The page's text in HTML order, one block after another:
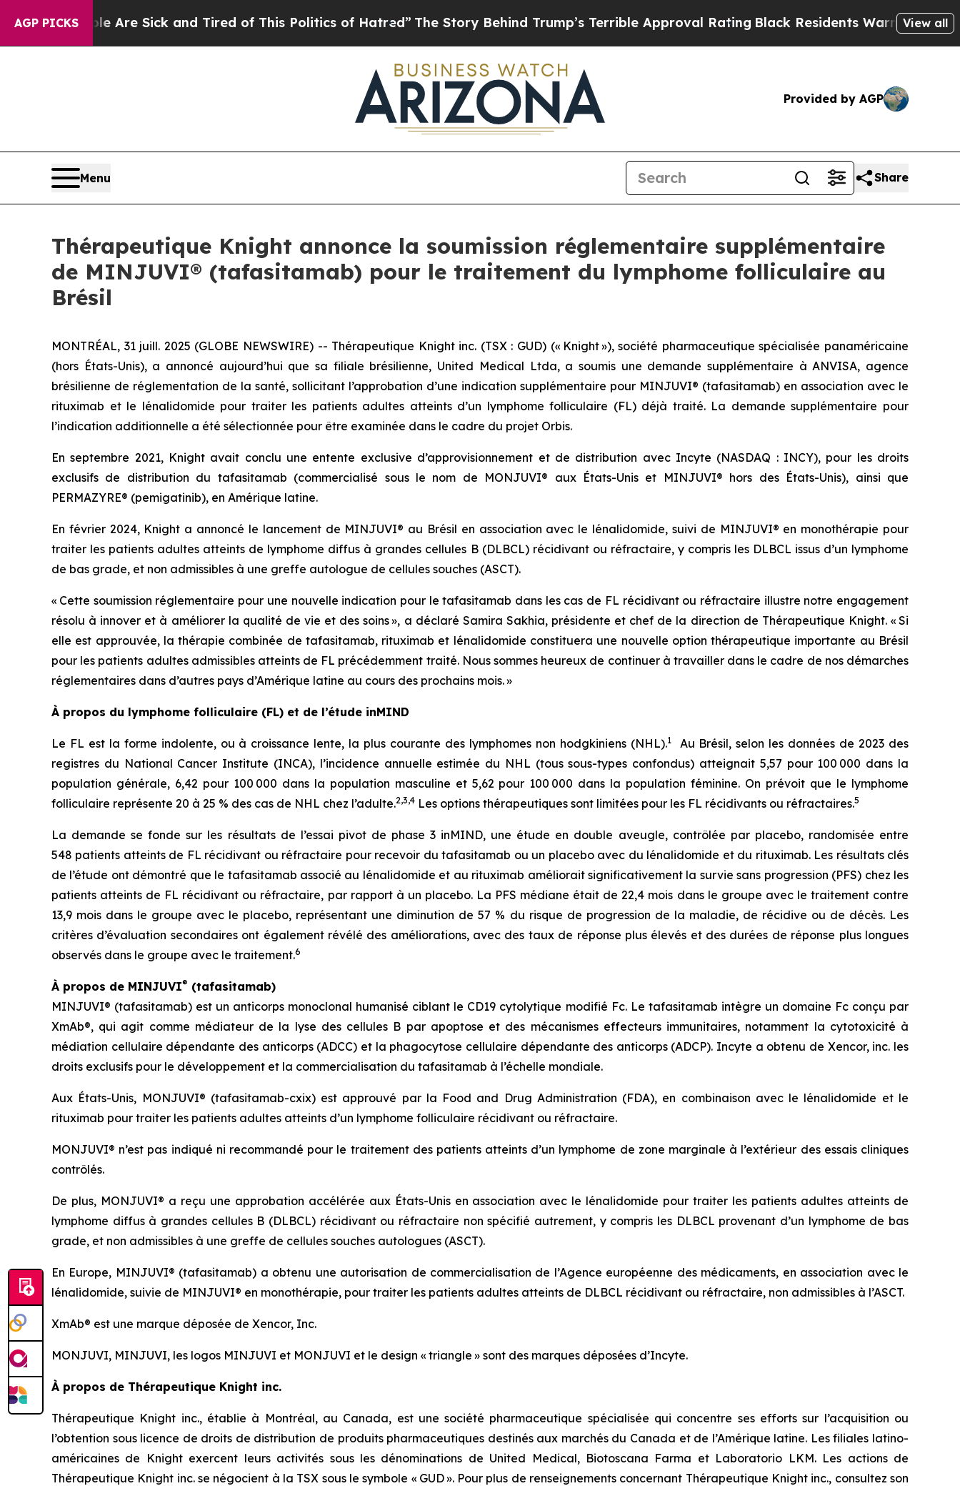
AGP PICKS
Are Sick and Tired of This Politics of Hatred” The Story Behind Trump’s Terrible Approval RatingBlack Residents Warned of AbusiveView all
Provided by AGP
Menu Share
Thérapeutique Knight annonce la soumission réglementaire supplémentaire
de MINJUVI® (tafasitamab) pour le traitement du lymphome folliculaire au
Brésil
MONTRÉAL, 31 juill. 2025 (GLOBE NEWSWIRE) -- Thérapeutique Knight inc. (TSX : GUD) (« Knight »), société pharmaceutique spécialisée panaméricaine
(hors États-Unis), a annoncé aujourd’hui que sa filiale brésilienne, United Medical Ltda, a soumis une demande supplémentaire à ANVISA, agence
brésilienne de réglementation de la santé, sollicitant l’approbation d’une indication supplémentaire pour MINJUVI® (tafasitamab) en association avec le
rituximab et le lénalidomide pour traiter les patients adultes atteints d’un lymphome folliculaire (FL) déjà traité. La demande supplémentaire pour
l’indication additionnelle a été sélectionnée pour être examinée dans le cadre du projet Orbis.
En septembre 2021, Knight avait conclu une entente exclusive d’approvisionnement et de distribution avec Incyte (NASDAQ : INCY), pour les droits
exclusifs de distribution du tafasitamab (commercialisé sous le nom de MONJUVI® aux États-Unis et MINJUVI® hors des États-Unis), ainsi que
PERMAZYRE® (pemigatinib), en Amérique latine.
En février 2024, Knight a annoncé le lancement de MINJUVI® au Brésil en association avec le lénalidomide, suivi de MINJUVI® en monothérapie pour
traiter les patients adultes atteints de lymphome diffus à grandes cellules B (DLBCL) récidivant ou réfractaire, y compris les DLBCL issus d’un lymphome
de bas grade, et non admissibles à une greffe autologue de cellules souches (ASCT).
« Cette soumission réglementaire pour une nouvelle indication pour le tafasitamab dans les cas de FL récidivant ou réfractaire illustre notre engagement
résolu à innover et à améliorer la qualité de vie et des soins », a déclaré Samira Sakhia, présidente et chef de la direction de Thérapeutique Knight. « Si
elle est approuvée, la thérapie combinée de tafasitamab, rituximab et lénalidomide constituera une nouvelle option thérapeutique importante au Brésil
pour les patients adultes admissibles atteints de FL précédemment traité. Nous sommes heureux de continuer à travailler dans le cadre de nos démarches
réglementaires dans d’autres pays d’Amérique latine au cours des prochains mois. »
À propos du lymphome folliculaire (FL) et de l’étude inMIND
Le FL est la forme indolente, ou à croissance lente, la plus courante des lymphomes non hodgkiniens (NHL).1Au Brésil, selon les données de 2023 des
registres du National Cancer Institute (INCA), l’incidence annuelle estimée du NHL (tous sous-types confondus) atteignait 5,57 pour 100 000 dans la
population générale, 6,42 pour 100 000 dans la population masculine et 5,62 pour 100 000 dans la population féminine. On prévoit que le lymphome
folliculaire représente 20 à 25 % des cas de NHL chez l’adulte.2,3,4 Les options thérapeutiques sont limitées pour les FL récidivants ou réfractaires.5
La demande se fonde sur les résultats de l’essai pivot de phase 3 inMIND, une étude en double aveugle, contrôlée par placebo, randomisée entre
548 patients atteints de FL récidivant ou réfractaire pour recevoir du tafasitamab ou un placebo avec du lénalidomide et du rituximab. Les résultats clés
de l’étude ont démontré que le tafasitamab associé au lénalidomide et au rituximab améliorait significativement la survie sans progression (PFS) chez les
patients atteints de FL récidivant ou réfractaire, par rapport à un placebo. La PFS médiane était de 22,4 mois dans le groupe avec le traitement contre
13,9 mois dans le groupe avec le placebo, représentant une diminution de 57 % du risque de progression de la maladie, de récidive ou de décès. Les
critères d’évaluation secondaires ont également révélé des améliorations, avec des taux de réponse plus élevés et des durées de réponse plus longues
observés dans le groupe avec le traitement.6
À propos de MINJUVI® (tafasitamab)
MINJUVI® (tafasitamab) est un anticorps monoclonal humanisé ciblant le CD19 cytolytique modifié Fc. Le tafasitamab intègre un domaine Fc conçu par
XmAb®, qui agit comme médiateur de la lyse des cellules B par apoptose et des mécanismes effecteurs immunitaires, notamment la cytotoxicité à
médiation cellulaire dépendante des anticorps (ADCC) et la phagocytose cellulaire dépendante des anticorps (ADCP). Incyte a obtenu de Xencor, inc. les
droits exclusifs pour le développement et la commercialisation du tafasitamab à l’échelle mondiale.
Aux États-Unis, MONJUVI® (tafasitamab-cxix) est approuvé par la Food and Drug Administration (FDA), en combinaison avec le lénalidomide et le
rituximab pour traiter les patients adultes atteints d’un lymphome folliculaire récidivant ou réfractaire.
MONJUVI® n’est pas indiqué ni recommandé pour le traitement des patients atteints d’un lymphome de zone marginale à l’extérieur des essais cliniques
contrôlés.
De plus, MONJUVI® a reçu une approbation accélérée aux États-Unis en association avec le lénalidomide pour traiter les patients adultes atteints de
lymphome diffus à grandes cellules B (DLBCL) récidivant ou réfractaire non spécifié autrement, y compris les DLBCL provenant d’un lymphome de bas
grade, et non admissibles à une greffe de cellules souches autologues (ASCT).
En Europe, MINJUVI® (tafasitamab) a obtenu une autorisation de commercialisation de l’Agence européenne des médicaments, en association avec le
lénalidomide, suivie de MINJUVI® en monothérapie, pour traiter les patients adultes atteints de DLBCL récidivant ou réfractaire, non admissibles à l’ASCT.
XmAb® est une marque déposée de Xencor, Inc.
MONJUVI, MINJUVI, les logos MINJUVI et MONJUVI et le design « triangle » sont des marques déposées d’Incyte.
À propos de Thérapeutique Knight inc.
Thérapeutique Knight inc., établie à Montréal, au Canada, est une société pharmaceutique spécialisée qui concentre ses efforts sur l’acquisition ou
l’obtention sous licence de droits de distribution de produits pharmaceutiques destinés aux marchés du Canada et de l’Amérique latine. Les filiales latino-
américaines de Knight exercent leurs activités sous les dénominations de United Medical, Biotoscana Farma et Laboratorio LKM. Les actions de
Thérapeutique Knight inc. se négocient à la TSX sous le symbole « GUD ». Pour plus de renseignements concernant Thérapeutique Knight inc., consultez son